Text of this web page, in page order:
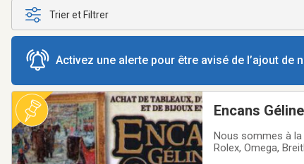
Trier et Filtrer
Activez une alerte pour être avisé de l’ajout de
Encans
Nous sommes à la
Rolex, Omega,